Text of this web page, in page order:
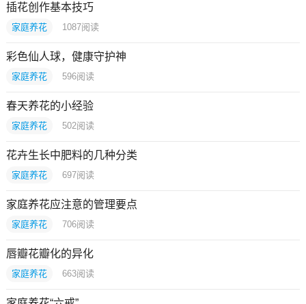
插花创作基本技巧
家庭养花 1087阅读
彩色仙人球，健康守护神
家庭养花 596阅读
春天养花的小经验
家庭养花 502阅读
花卉生长中肥料的几种分类
家庭养花 697阅读
家庭养花应注意的管理要点
家庭养花 706阅读
唇瓣花瓣化的异化
家庭养花 663阅读